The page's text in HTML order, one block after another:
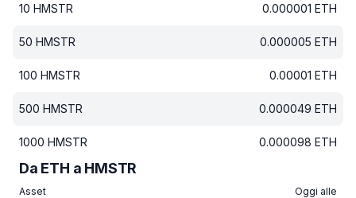
10 HMSTR 0.000001 ETH
50 HMSTR 0.000005 ETH
100 HMSTR 0.00001 ETH
500 HMSTR 0.000049 ETH
1000 HMSTR 0.000098 ETH
Da ETH a HMSTR
Asset Oggi alle